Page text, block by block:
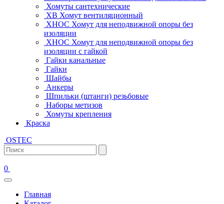
Хомуты сантехнические
ХВ Хомут вентиляционный
ХНОС Хомут для неподвижной опоры без
изоляции
ХНОС Хомут для неподвижной опоры без
изоляции с гайкой
Гайки канальные
Гайки
Шайбы
Анкеры
Шпильки (штанги) резьбовые
Наборы метизов
Хомуты крепления
Краска
OSTEC
0
Главная